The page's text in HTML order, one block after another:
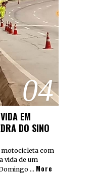
04
EM
DO SINO
motocicleta com
vida de um
… More